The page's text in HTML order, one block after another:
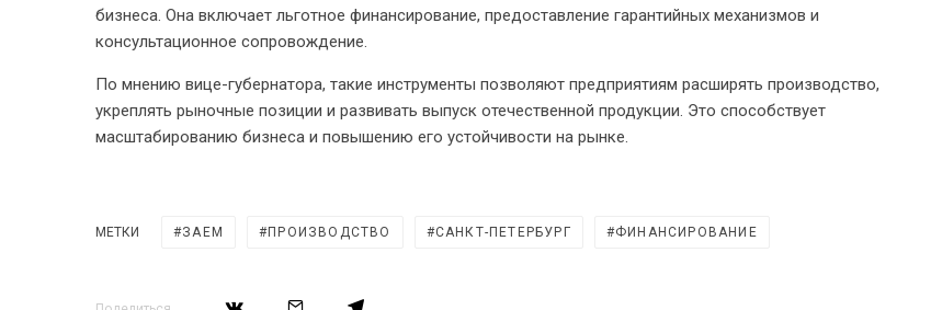
бизнеса. Она включает льготное финансирование, предоставление гарантийных механизмов и
консультационное сопровождение.
По мнению вице-губернатора, такие инструменты позволяют предприятиям расширять производство,
укреплять рыночные позиции и развивать выпуск отечественной продукции. Это способствует
масштабированию бизнеса и повышению его устойчивости на рынке.
МЕТКИ ЗАЕМ ПРОИЗВОДСТВО САНКТ-ПЕТЕРБУРГ ФИНАНСИРОВАНИЕ